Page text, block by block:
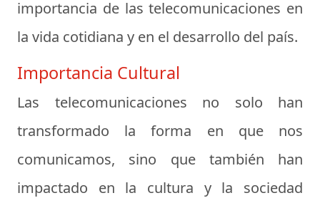
importancia de las telecomunicaciones en
la vida cotidiana y en el desarrollo del país.
Importancia Cultural
Las telecomunicaciones no solo han
transformado la forma en que nos
comunicamos, sino que también han
impactado en la cultura y la sociedad